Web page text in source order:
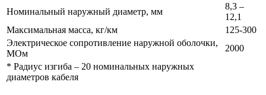
Номинальный наружный диаметр, мм
8,3 –
12,1
Максимальная масса, кг/км
125-300
Электрическое сопротивление наружной оболочки,
МОм
2000
* Радиус изгиба – 20 номинальных наружных
диаметров кабеля